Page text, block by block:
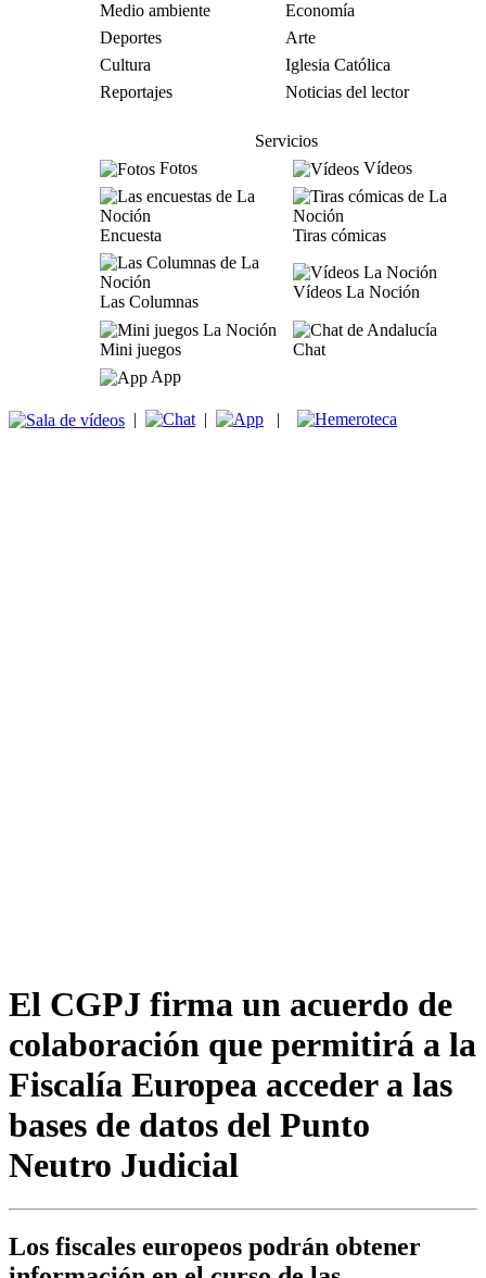
Medio ambiente
Economía
Deportes
Arte
Cultura
Iglesia Católica
Reportajes
Noticias del lector
Servicios
Fotos
Vídeos
Encuesta Tiras cómicas
Las Columnas
Vídeos La Noción
Mini juegos
Chat
App
| | |
El CGPJ firma un acuerdo de
colaboración que permitirá a la
Fiscalía Europea acceder a las
bases de datos del Punto
Neutro Judicial
Los fiscales europeos podrán obtener